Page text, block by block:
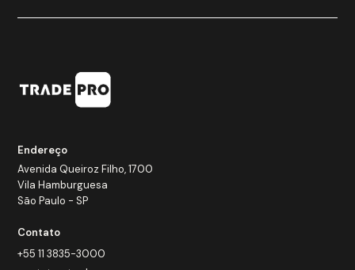
Endereço
Avenida Queiroz Filho, 1700
Vila Hamburguesa
São Paulo - SP
Contato
+55 11 3835-3000